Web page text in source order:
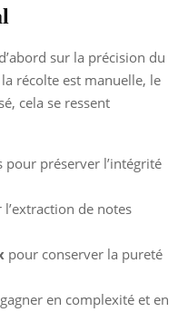
sur la précision du
récolte est manuelle, le
cela se ressent
pour préserver l’intégrité
l’extraction de notes
pour conserver la pureté
en complexité et en